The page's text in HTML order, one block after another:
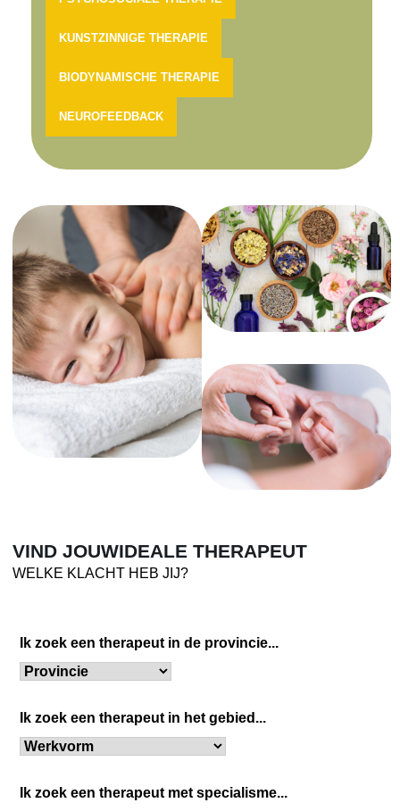
KUNSTZINNIGE THERAPIE
BIODYNAMISCHE THERAPIE
NEUROFEEDBACK
VIND JOUWIDEALE THERAPEUT
WELKE KLACHT HEB JIJ?